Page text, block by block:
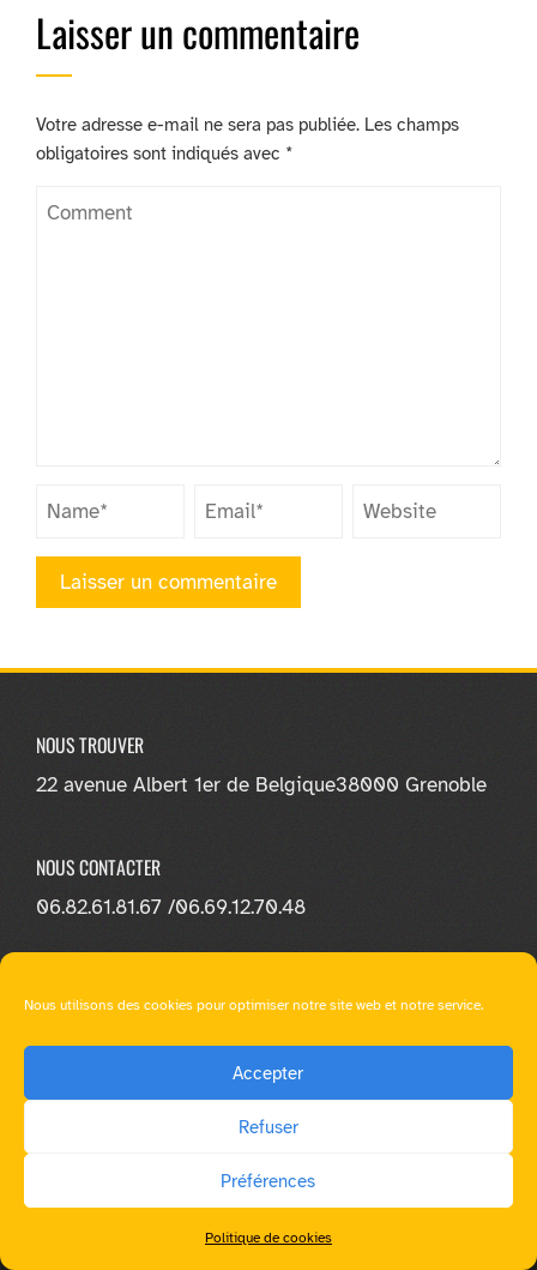
Nous utilisons des cookies pour optimiser notre site web et notre service.
Accepter
Refuser
Préférences
Politique de cookies
Laisser un commentaire
Votre adresse e-mail ne sera pas publiée. Les champs
obligatoires sont indiqués avec *
NOUS TROUVER
22 avenue Albert 1er de Belgique38000 Grenoble
NOUS CONTACTER
06.82.61.81.67 /06.69.12.70.48
© E-loa Learning - Tous droit réservés |